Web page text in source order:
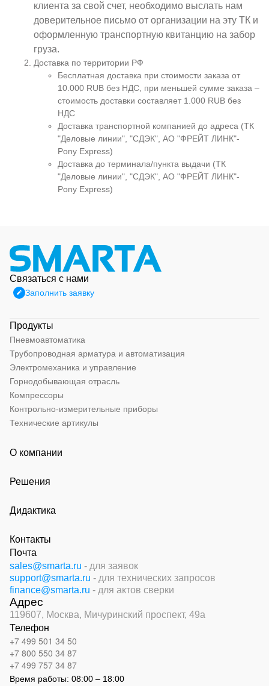
клиента за свой счет, необходимо выслать нам
доверительное письмо от организации на эту ТК и
оформленную транспортную квитанцию на забор
груза.
Доставка по территории РФ
Бесплатная доставка при стоимости заказа от
10.000 RUB без НДС, при меньшей сумме заказа –
стоимость доставки составляет 1.000 RUB без
НДС
Доставка транспортной компанией до адреса (ТК
"Деловые линии", "СДЭК", АО "ФРЕЙТ ЛИНК"-
Pony Express)
Доставка до терминала/пункта выдачи (ТК
"Деловые линии", "СДЭК", АО "ФРЕЙТ ЛИНК"-
Pony Express)
Связаться с нами
Заполнить заявку
Продукты
Пневмоавтоматика
Трубопроводная арматура и автоматизация
Электромеханика и управление
Горнодобывающая отрасль
Компрессоры
Контрольно-измерительные приборы
Технические артикулы
О компании
Решения
Дидактика
Контакты
Почта
sales@smarta.ru - для заявок
support@smarta.ru - для технических запросов
finance@smarta.ru - для актов сверки
Адрес
119607, Москва, Мичуринский проспект, 49а
Телефон
+7 499 501 34 50
+7 800 550 34 87
+7 499 757 34 87
Время работы: 08:00 – 18:00